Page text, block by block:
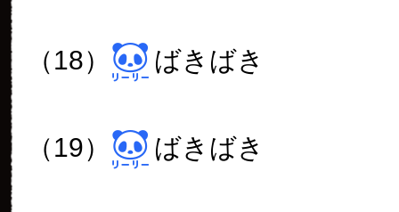
（18） ばきばき
（19） ばきばき